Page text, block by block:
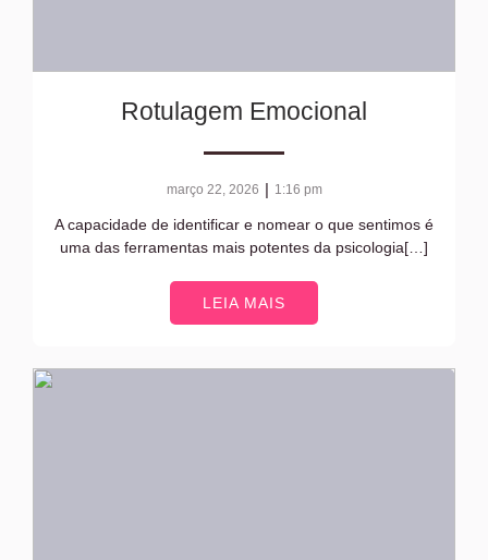
Rotulagem Emocional
março 22, 2026 | 1:16 pm
A capacidade de identificar e nomear o que sentimos é
uma das ferramentas mais potentes da psicologia[…]
LEIA MAIS